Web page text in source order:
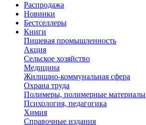
Распродажа
Новинки
Бестселлеры
Книги
Пищевая промышленность
Акция
Сельское хозяйство
Медицина
Жилищно-коммунальная сфера
Охрана труда
Полимеры, полимерные материалы
Психология, педагогика
Химия
Справочные издания